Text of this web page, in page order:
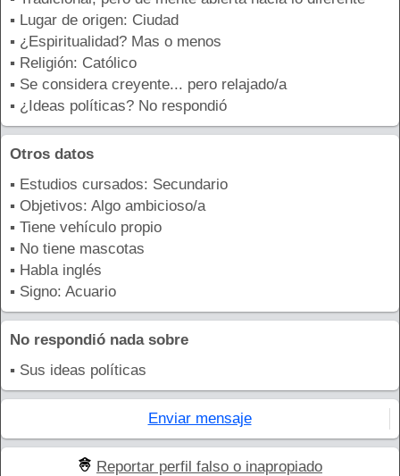
▪ Lugar de origen: Ciudad
▪ ¿Espiritualidad? Mas o menos
▪ Religión: Católico
▪ Se considera creyente... pero relajado/a
▪ ¿Ideas políticas? No respondió
Otros datos
▪ Estudios cursados: Secundario
▪ Objetivos: Algo ambicioso/a
▪ Tiene vehículo propio
▪ No tiene mascotas
▪ Habla inglés
▪ Signo: Acuario
No respondió nada sobre
▪ Sus ideas políticas
Enviar mensaje
Reportar perfil falso o inapropiado